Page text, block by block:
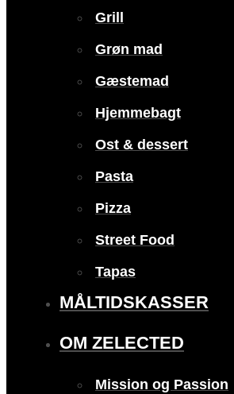
Grill
Grøn mad
Gæstemad
Hjemmebagt
Ost & dessert
Pasta
Pizza
Street Food
Tapas
MÅLTIDSKASSER
OM ZELECTED
Mission og Passion